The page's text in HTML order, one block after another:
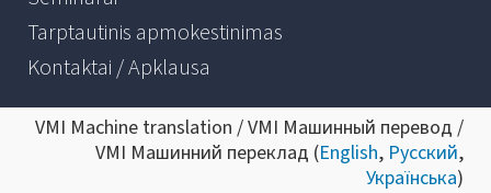
Tarptautinis apmokestinimas
Kontaktai / Apklausa
VMI Machine translation / VMI Машинный перевод /
VMI Машинний переклад (English, Русский,
Українська)